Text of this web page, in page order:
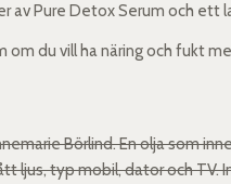
av Pure Detox Serum och ett
du vill ha näring och fukt
Börlind. En olja som
ljus, typ mobil, dator och TV.